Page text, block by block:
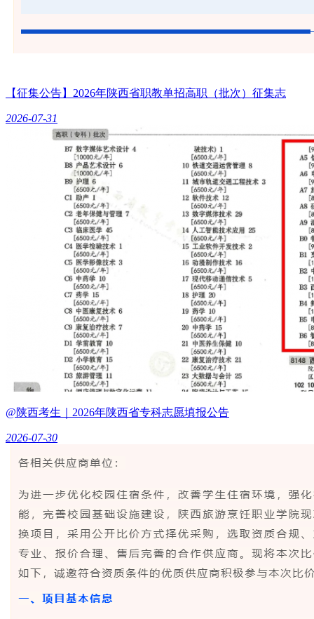
【征集公告】2026年陕西省职教单招高职（批次）征集志
2026-07-31
@陕西考生｜2026年陕西省专科志愿填报公告
2026-07-30